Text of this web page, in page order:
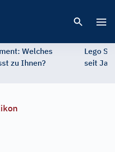
Welches
zu Ihnen?
Lego
seit